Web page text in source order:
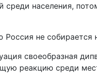
населения,
не собирается
своеобразная
реакцию среди